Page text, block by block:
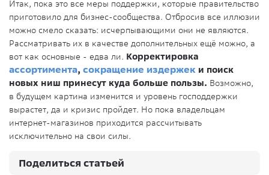
Итак, пока это все меры поддержки, которые правительство
приготовило для бизнес-сообщества. Отбросив все иллюзии
можно смело сказать: исчерпывающими они не являются.
Рассматривать их в качестве дополнительных ещё можно, а
вот как основные - едва ли. Корректировка
ассортимента, сокращение издержек и поиск
новых ниш принесут куда больше пользы. Возможно,
в будущем картина изменится и уровень господдержки
вырастет, да и кризис пройдет. Но пока владельцам
интернет-магазинов приходится рассчитывать
исключительно на свои силы.
Поделиться статьей